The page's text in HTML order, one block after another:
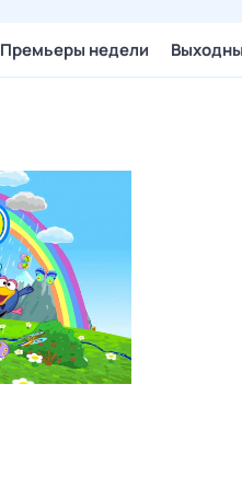
Премьеры недели